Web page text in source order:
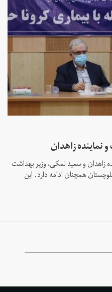
نماینده زاهدان
زاهدان و سعید نمکی، وزیر بهداشت
همچنان ادامه دارد. این